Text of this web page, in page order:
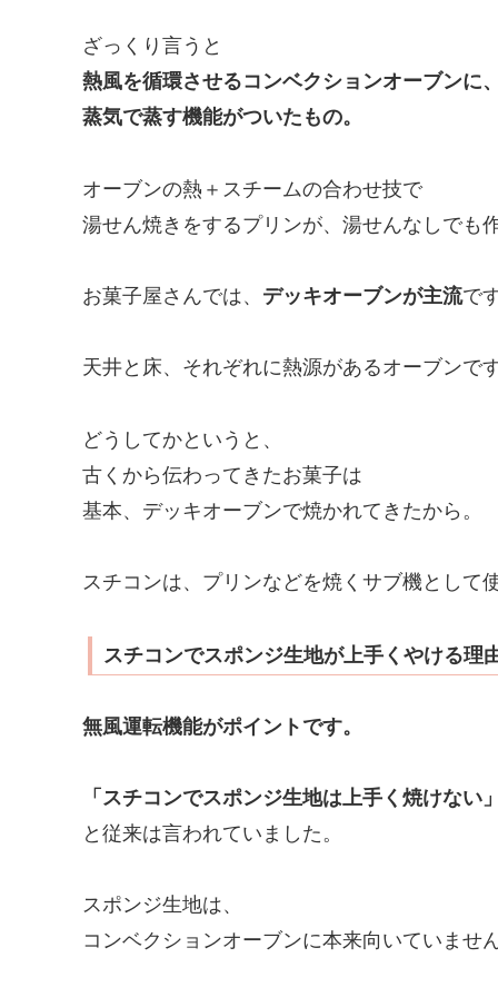
ざっくり言うと
熱風を循環させるコンベクションオーブンに、
蒸気で蒸す機能がついたもの。
オーブンの熱＋スチームの合わせ技で
湯せん焼きをするプリンが、湯せんなしでも
お菓子屋さんでは、 デッキオーブンが主流で
天井と床、それぞれに熱源があるオーブンです
どうしてかというと、
古くから伝わってきたお菓子は
基本、デッキオーブンで焼かれてきたから。
スチコンは、プリンなどを焼くサブ機として
スチコンでスポンジ生地が上手くやける理
無風運転機能がポイントです。
「スチコンでスポンジ生地は上手く焼けない」
と従来は言われていました。
スポンジ生地は、
コンベクションオーブンに本来向いていません